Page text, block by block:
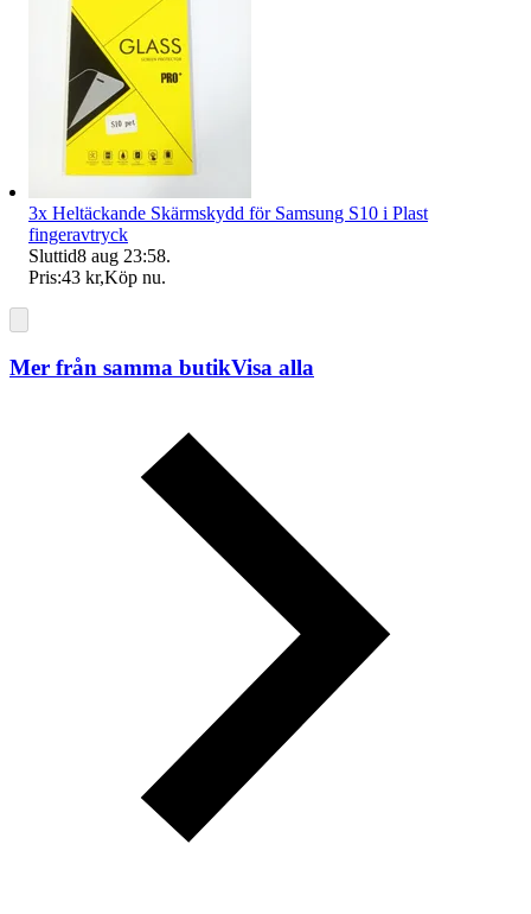
3x Heltäckande Skärmskydd för Samsung S10 i Plast
fingeravtryck
Sluttid8 aug 23:58.
Pris:43 kr,Köp nu.
Mer från samma butikVisa alla